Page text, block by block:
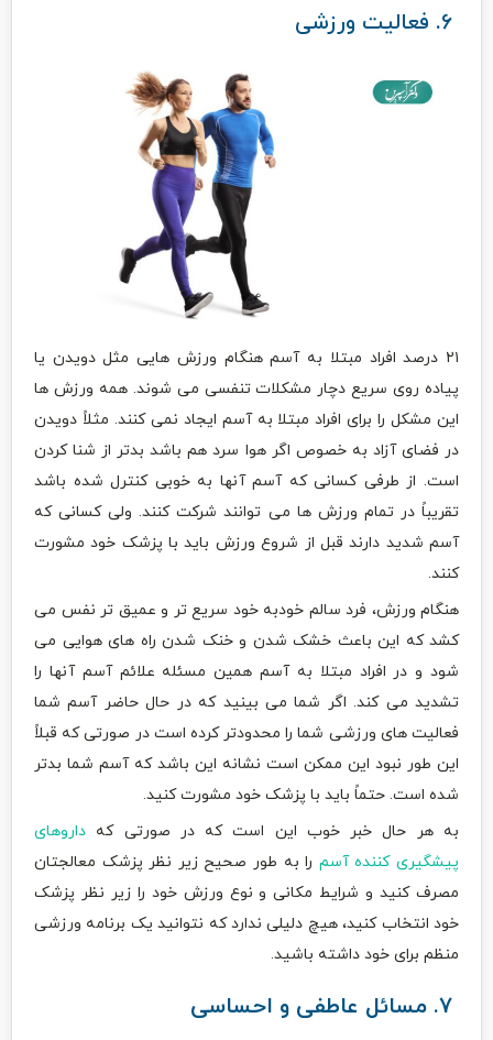
۲۱ درصد افراد مبتلا به آسم هنگام ورزش هایی مثل دویدن یا
پیاده روی سریع دچار مشکلات تنفسی می شوند. همه ورزش ها
این مشکل را برای افراد مبتلا به آسم ایجاد نمی کنند. مثلاً دویدن
در فضای آزاد به خصوص اگر هوا سرد هم باشد بدتر از شنا کردن
است. از طرفی کسانی که آسم آنها به خوبی کنترل شده باشد
تقریباً در تمام ورزش ها می توانند شرکت کنند. ولی کسانی که
آسم شدید دارند قبل از شروع ورزش باید با پزشک خود مشورت
کنند.
هنگام ورزش، فرد سالم خودبه خود سریع تر و عمیق تر نفس می
کشد که این باعث خشک شدن و خنک شدن راه های هوایی می
شود و در افراد مبتلا به آسم همین مسئله علائم آسم آنها را
تشدید می کند. اگر شما می بینید که در حال حاضر آسم شما
فعالیت های ورزشی شما را محدودتر کرده است در صورتی که قبلاً
این طور نبود این ممکن است نشانه این باشد که آسم شما بدتر
شده است. حتماً باید با پزشک خود مشورت کنید.
به هر حال خبر خوب این است که در صورتی که داروهای
پیشگیری کننده آسم را به طور صحیح زیر نظر پزشک معالجتان
مصرف کنید و شرایط مکانی و نوع ورزش خود را زیر نظر پزشک
خود انتخاب کنید، هیچ دلیلی ندارد که نتوانید یک برنامه ورزشی
منظم برای خود داشته باشید.